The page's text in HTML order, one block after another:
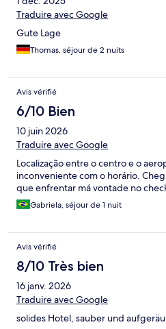
Traduire avec Google
Gute Lage
Thomas, séjour de 2 nuits
Avis vérifié
6/10 Bien
10 juin 2026
Traduire avec Google
Localização entre o centro e o
inconveniente com o horário.
que enfrentar má vontade no
Gabriela, séjour de 1 nuit
Avis vérifié
8/10 Très bien
16 janv. 2026
Traduire avec Google
solides Hotel, sauber und